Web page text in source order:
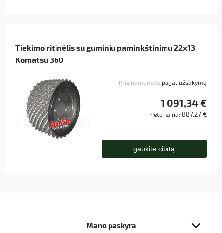
Tiekimo ritinėlis su guminiu paminkštinimu 22x13
Komatsu 360
Prieinamumas: pagal užsakymą
1 091,34 €
neto kaina: 887,27 €
gaukite citatą
Mano paskyra